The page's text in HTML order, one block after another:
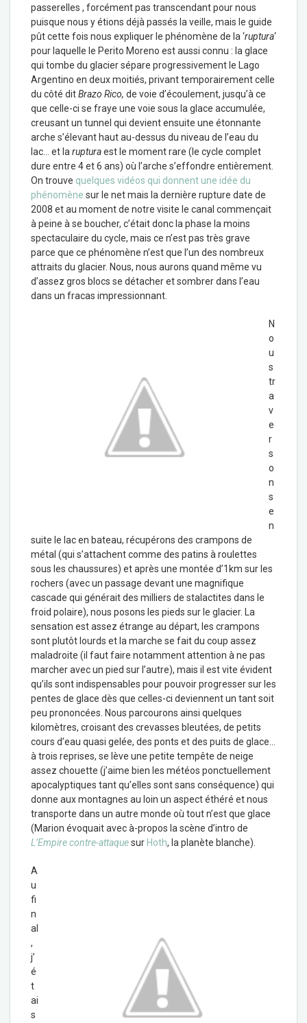
passerelles , forcément pas transcendant pour nous
puisque nous y étions déjà passés la veille, mais le guide
pût cette fois nous expliquer le phénomène de la ‘ruptura‘
pour laquelle le Perito Moreno est aussi connu : la glace
qui tombe du glacier sépare progressivement le Lago
Argentino en deux moitiés, privant temporairement celle
du côté ditBrazo Rico, de voie d’écoulement, jusqu’à ce
que celle-ci se fraye une voie sous la glace accumulée,
creusant un tunnel qui devient ensuite une étonnante
arche s’élevant haut au-dessus du niveau de l’eau du
lac… et la rupturaest le moment rare (le cycle complet
dure entre 4 et 6 ans) où l’arche s’effondre entièrement.
On trouve quelques vidéos qui donnent une idée du
phénomène sur le net mais la dernière rupture date de
2008 et au moment de notre visite le canal commençait
à peine à se boucher, c’était donc la phase la moins
spectaculaire du cycle, mais ce n’est pas très grave
parce que ce phénomène n’est que l’un des nombreux
attraits du glacier. Nous, nous aurons quand même vu
d’assez gros blocs se détacher et sombrer dans l’eau
dans un fracas impressionnant.
N
o
u
s
tr
a
v
e
r
s
o
n
s
e
n
suite le lac en bateau, récupérons des crampons de
métal (qui s’attachent comme des patins à roulettes
sous les chaussures) et après une montée d’1km sur les
rochers (avec un passage devant une magnifique
cascade qui générait des milliers de stalactites dans le
froid polaire), nous posons les pieds sur le glacier. La
sensation est assez étrange au départ, les crampons
sont plutôt lourds et la marche se fait du coup assez
maladroite (il faut faire notamment attention à ne pas
marcher avec un pied sur l’autre), mais il est vite évident
qu’ils sont indispensables pour pouvoir progresser sur les
pentes de glace dès que celles-ci deviennent un tant soit
peu prononcées. Nous parcourons ainsi quelques
kilomètres, croisant des crevasses bleutées, de petits
cours d’eau quasi gelée, des ponts et des puits de glace…
à trois reprises, se lève une petite tempête de neige
assez chouette (j’aime bien les météos ponctuellement
apocalyptiques tant qu’elles sont sans conséquence) qui
donne aux montagnes au loin un aspect éthéré et nous
transporte dans un autre monde où tout n’est que glace
(Marion évoquait avec à-propos la scène d’intro de
L’Empire contre-attaquesur Hoth, la planète blanche).
A
u
fi
n
al
,
j’
é
t
ai
s